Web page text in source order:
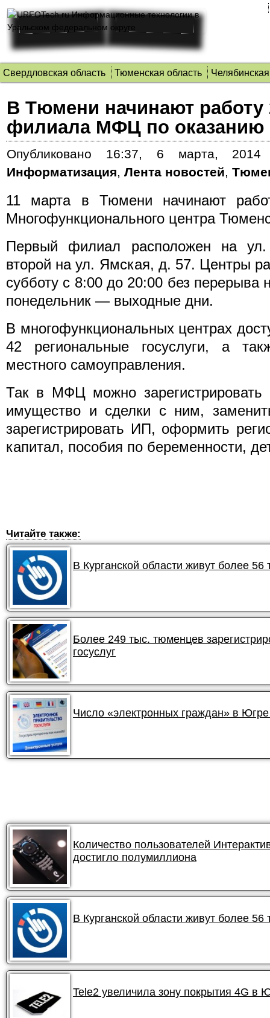
Свердловская область Тюменская область
В Тюмени начинают
филиала МФЦ по оказанию
Опубликовано
16:37, 6 марта, 2014
Информатизация, Лента новостей,
11 марта в Тюмени начинают
Многофункционального центра
Первый филиал расположен на
второй на ул. Ямская, д. 57. Центры
субботу с 8:00 до 20:00 без перерыва
понедельник — выходные дни.
В многофункциональных центрах
42 региональные госуслуги, а
местного самоуправления.
Так в МФЦ можно зарегистрировать
имущество и сделки с ним,
зарегистрировать ИП, оформить
капитал, пособия по беременности,
Читайте также:
В Курганской области живут более
Более 249 тыс. тюменцев
госуслуг
Число «электронных граждан» в
Количество пользователей
достигло полумиллиона
В Курганской области живут более
Tele2 увеличила зону покрытия 4G в